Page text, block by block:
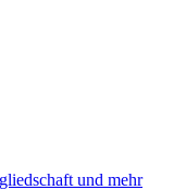
und mehr